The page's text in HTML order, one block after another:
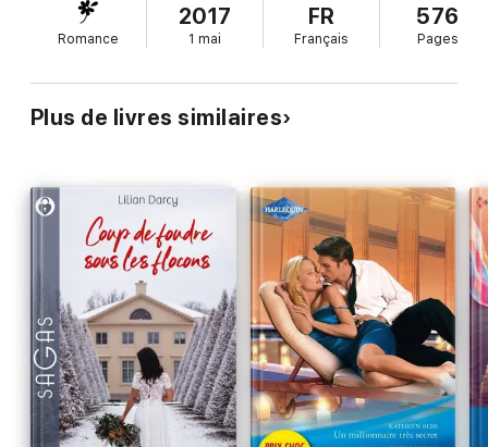
plus que tout au monde. Aussi, pour son mariage, elles ne
laisseront rien au hasard et lui offriront LA cérémonie de ses
rêves. L’occasion pour elles de mettre un peu d’ordre dans leur
réussi à retrouver le bonheur, leur tour ne saurait tarder !
A propos de l'auteur :Auteur à succès d'une cinquantaine de
romans, Susan Mallery a le don de créer des ambiances pleines
meilleures ventes du New York Times.
Romance
2017
1 mai
FR
Français
576
Pages
Plus de livres similaires